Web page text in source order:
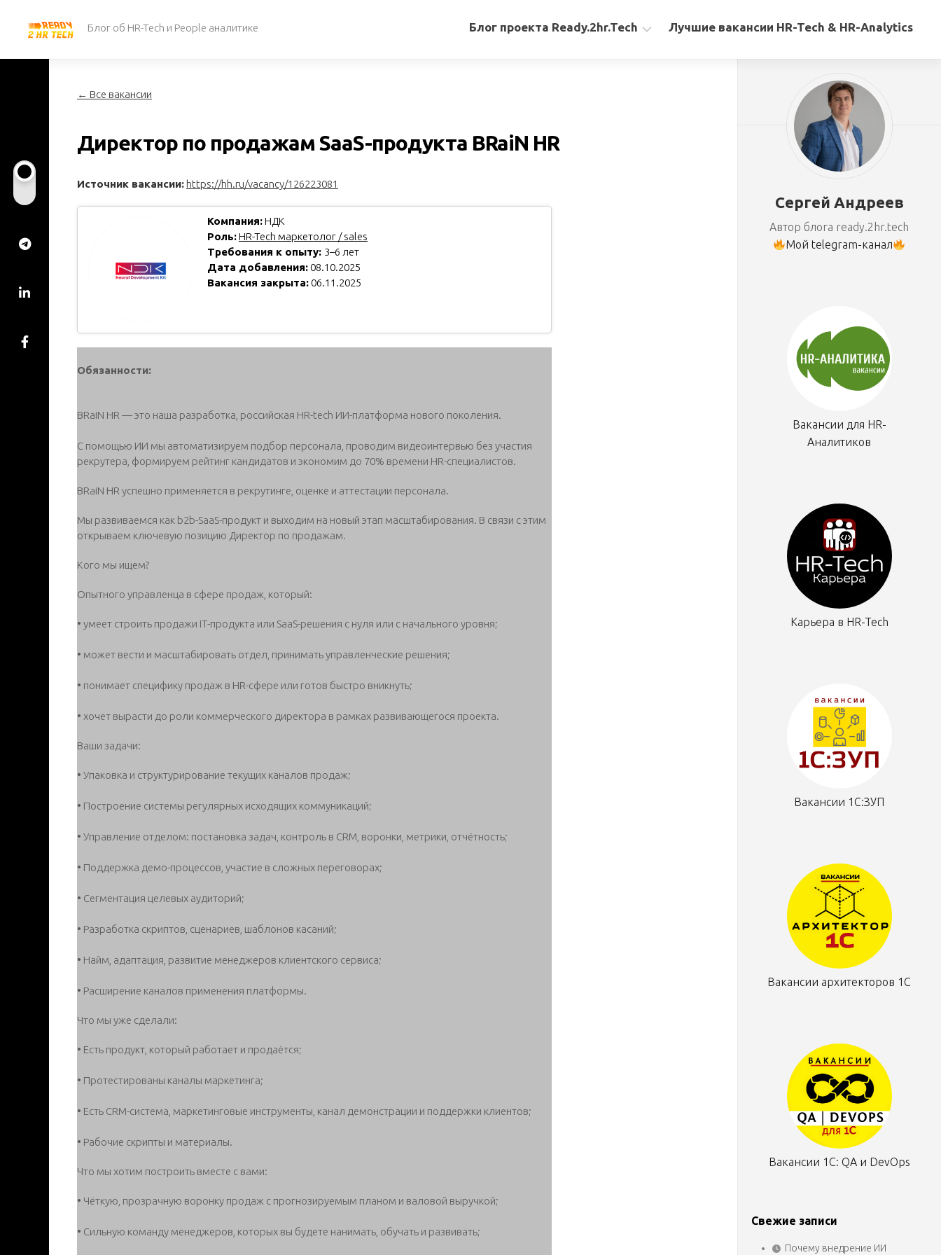
содержанию
Блог об HR-Tech и People аналитике Блог проекта Ready.2hr.Tech
Авторские
Лучшие вакансии HR-Tech & HR-Analytics
← Все вакансии
Директор по продажам SaaS-продукта BRaiN HR
Источник вакансии: https://hh.ru/vacancy/126223081
Компания:НДК
Роль:HR-Tech маркетолог / sales
Требования к опыту: 3–6 лет
Дата добавления: 08.10.2025
Вакансия закрыта: 06.11.2025
Обязанности:
BRaiN HR — это наша разработка, российская HR-tech ИИ-платформа нового поколения.
С помощью ИИ мы автоматизируем подбор персонала, проводим видеоинтервью без участия
рекрутера, формируем рейтинг кандидатов и экономим до 70% времени HR-специалистов.
BRaiN HR успешно применяется в рекрутинге, оценке и аттестации персонала.
Мы развиваемся как b2b-SaaS-продукт и выходим на новый этап масштабирования. В связи с этим
открываем ключевую позицию Директор по продажам.
Кого мы ищем?
Опытного управленца в сфере продаж, который:
• умеет строить продажи IT-продукта или SaaS-решения с нуля или с начального уровня;
• может вести и масштабировать отдел, принимать управленческие решения;
• понимает специфику продаж в HR-сфере или готов быстро вникнуть;
• хочет вырасти до роли коммерческого директора в рамках развивающегося проекта.
Ваши задачи:
• Упаковка и структурирование текущих каналов продаж;
• Построение системы регулярных исходящих коммуникаций;
• Управление отделом: постановка задач, контроль в CRM, воронки, метрики, отчётность;
• Поддержка демо-процессов, участие в сложных переговорах;
• Сегментация целевых аудиторий;
• Разработка скриптов, сценариев, шаблонов касаний;
• Найм, адаптация, развитие менеджеров клиентского сервиса;
• Расширение каналов применения платформы.
Что мы уже сделали:
• Есть продукт, который работает и продаётся;
• Протестированы каналы маркетинга;
• Есть CRM-система, маркетинговые инструменты, канал демонстрации и поддержки клиентов;
• Рабочие скрипты и материалы.
Что мы хотим построить вместе с вами:
• Чёткую, прозрачную воронку продаж с прогнозируемым планом и валовой выручкой;
• Сильную команду менеджеров, которых вы будете нанимать, обучать и развивать;
Сергей Андреев
Автор блога ready.2hr.tech
Мой telegram-канал
Вакансии для HR-
Аналитиков
Карьера в HR-Tech
Вакансии 1С:ЗУП
Вакансии архитекторов 1С
Вакансии 1С: QA и DevOps
Свежие записи
Почему внедрение ИИ